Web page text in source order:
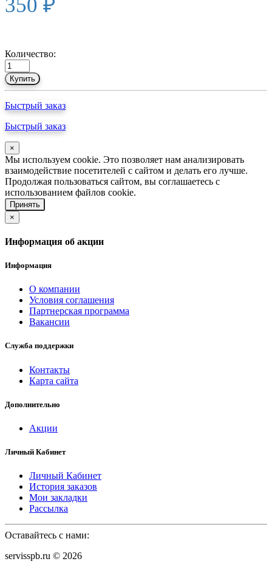
350 ₽
Количество:
Купить
Быстрый заказ
Быстрый заказ
×
Мы используем cookie. Это позволяет нам анализировать
взаимодействие посетителей с сайтом и делать его лучше.
Продолжая пользоваться сайтом, вы соглашаетесь с
использованием файлов cookie.
Принять
×
Информация об акции
Информация
О компании
Условия соглашения
Партнерская программа
Вакансии
Служба поддержки
Контакты
Карта сайта
Дополнительно
Акции
Личный Кабинет
Личный Кабинет
История заказов
Мои закладки
Рассылка
Оставайтесь с нами:
servisspb.ru © 2026